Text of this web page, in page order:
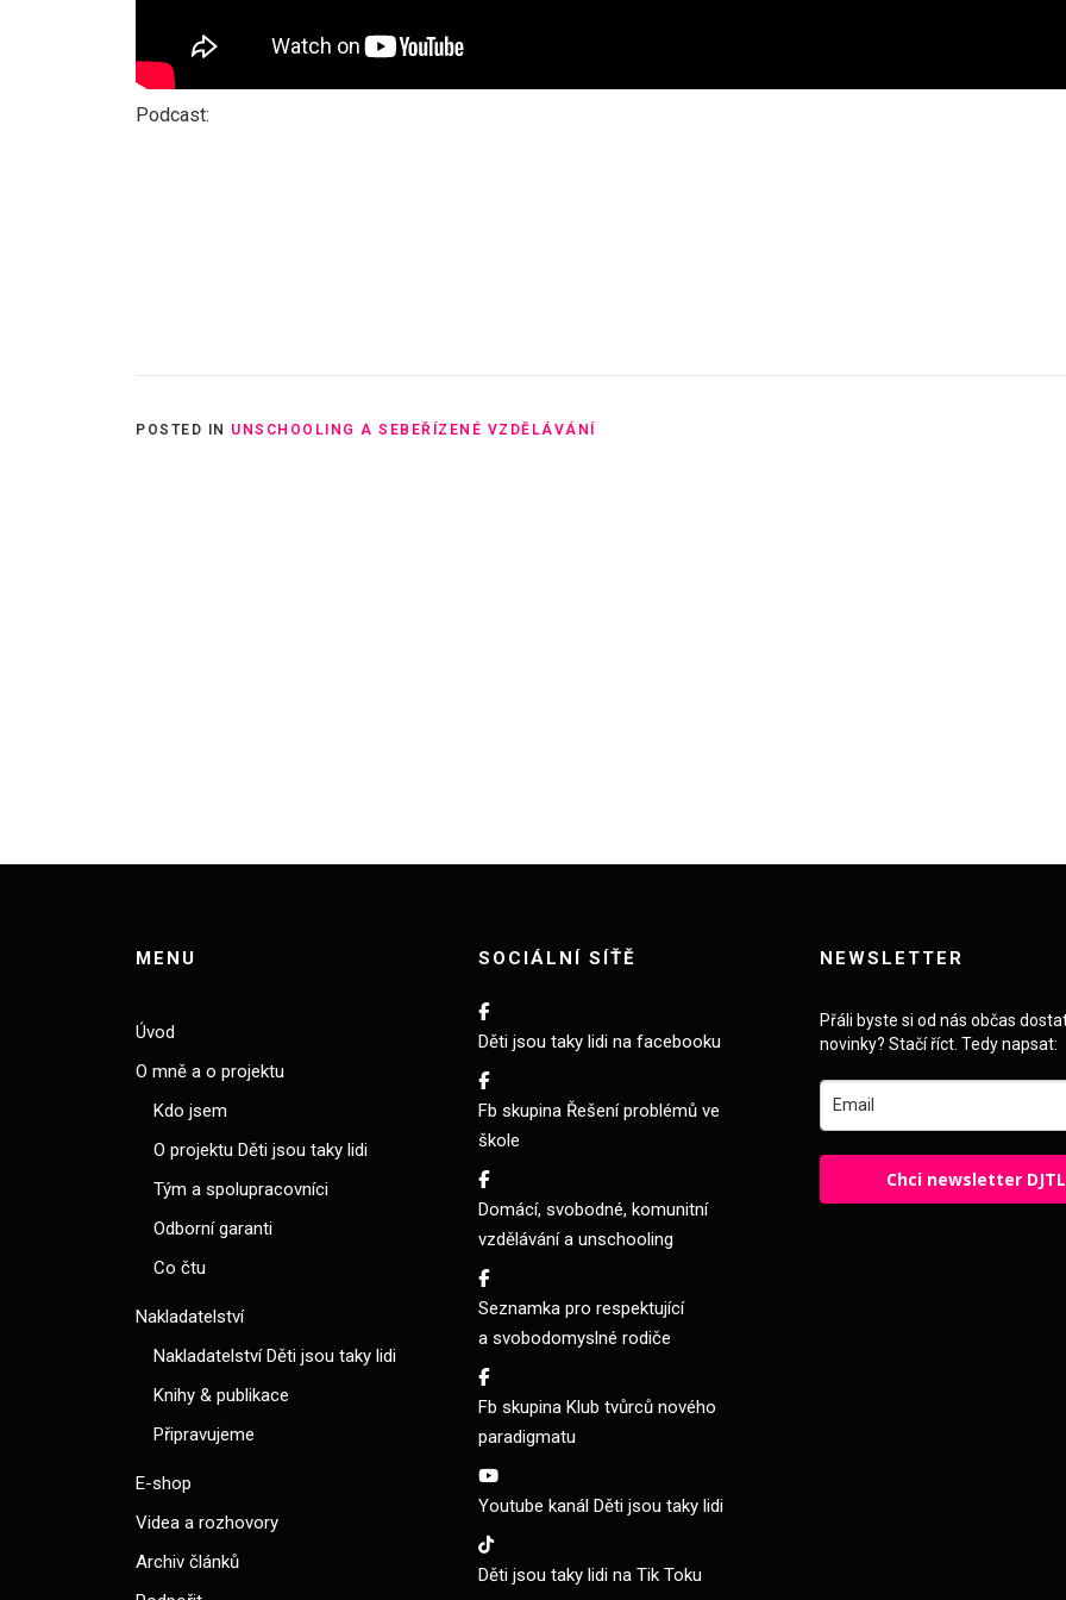
Podcast:
POSTED IN UNSCHOOLING A SEBEŘÍZENÉ VZDĚLÁVÁNÍ
MENU
Úvod
O mně a o projektu
Kdo jsem
O projektu Děti jsou taky lidi
Tým a spolupracovníci
Odborní garanti
Co čtu
Nakladatelství
Nakladatelství Děti jsou taky lidi
Knihy & publikace
Připravujeme
E-shop
Videa a rozhovory
Archiv článků
SOCIÁLNÍ SÍŤĚ
Děti jsou taky lidi na facebooku
Fb skupina Řešení problémů ve
škole
Domácí, svobodné, komunitní
vzdělávání a unschooling
Seznamka pro respektující
a svobodomyslné rodiče
Fb skupina Klub tvůrců nového
paradigmatu
Youtube kanál Děti jsou taky lidi
Děti jsou taky lidi na Tik Toku
NEWSLETTER
Přáli byste si od nás občas
novinky? Stačí říct. Tedy napsat:
Chci newsletter DJTL